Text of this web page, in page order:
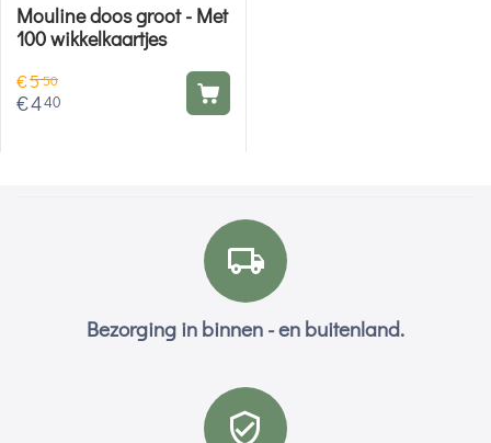
Mouline doos groot - Met
100 wikkelkaartjes
€550
€440
Bezorging in binnen - en buitenland.